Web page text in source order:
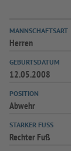
MANNSCHAFTSART
Herren
GEBURTSDATUM
12.05.2008
POSITION
Abwehr
STARKER FUSS
Rechter Fuß